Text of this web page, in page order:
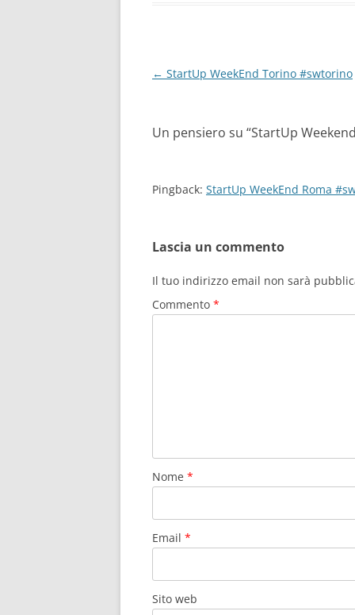
Navigazione
← StartUp WeekEnd Torino #swtorino
Un pensiero su “StartUp
Pingback: StartUp WeekEnd Roma
Lascia un commento
Il tuo indirizzo email non sarà
Commento *
Nome *
Email *
Sito web